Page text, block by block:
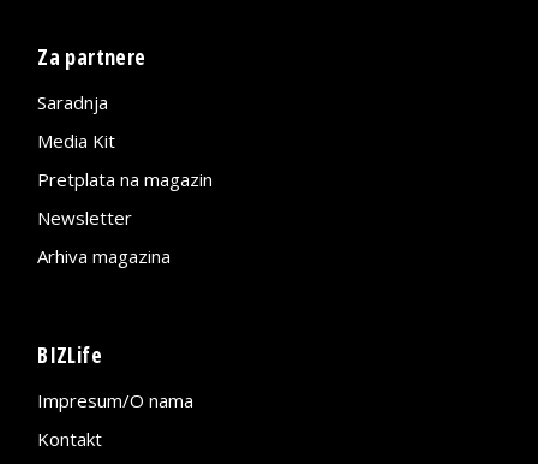
Za partnere
Saradnja
Media Kit
Pretplata na magazin
Newsletter
Arhiva magazina
BIZLife
Impresum/O nama
Kontakt